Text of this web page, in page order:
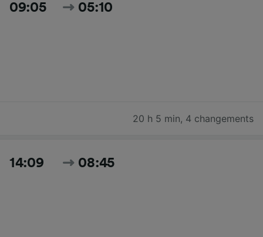
09:05 05:10
20 h 5 min, 4 changements
14:09 08:45